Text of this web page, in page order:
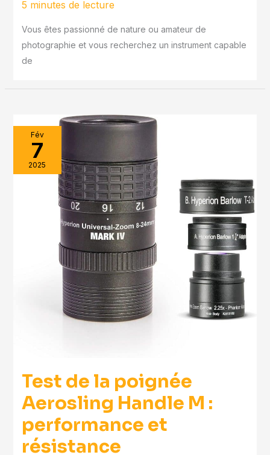
5 minutes de lecture
Vous êtes passionné de nature ou amateur de
photographie et vous recherchez un instrument capable
de
Fév
7
2025
Test de la poignée
Aerosling Handle M :
performance et
résistance